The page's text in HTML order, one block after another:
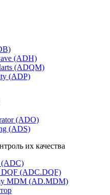
(ADH)
(ADQM)
(ADP)
(ADO)
(ADS)
их качества
(ADC)
DQF (ADС.DQF)
MDM (AD.MDM)